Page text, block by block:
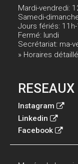
Mardi-vendredi:
Samedi-
Jours fériés:
Fermé: lundi
Secrétariat: ma-
» Horaires
RESEAUX
Instagram
Linkedin
Facebook